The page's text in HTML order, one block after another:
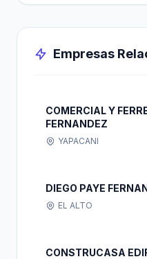
Empresas
COMERCIAL Y
FERNANDEZ
YAPACANI
DIEGO PAYE
EL ALTO
CONSTRUCASA